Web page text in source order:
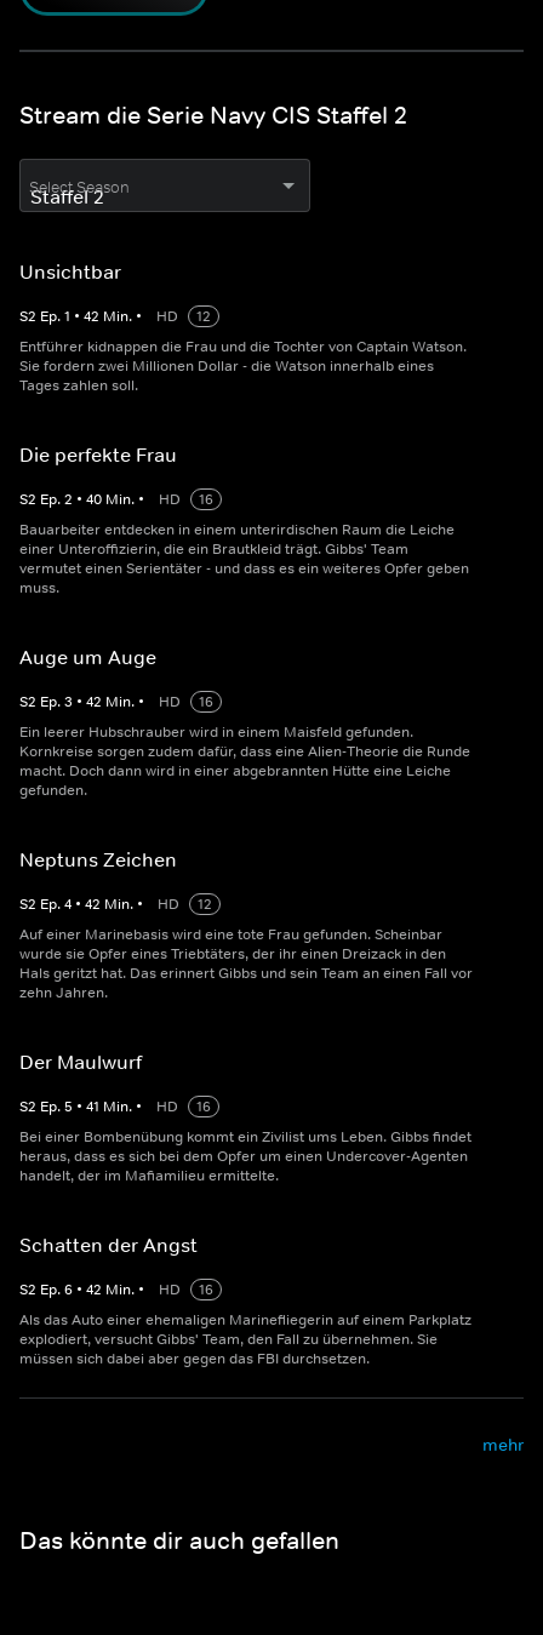
Stream die Serie Navy CIS Staffel 2
Select Season
Unsichtbar
S2 Ep.1 • 42 Min. • HD
12
Entführer kidnappen die Frau und die Tochter von Captain Watson.
Sie fordern zwei Millionen Dollar - die Watson innerhalb eines
Tages zahlen soll.
Die perfekte Frau
S2 Ep.2 • 40 Min. • HD
16
Bauarbeiter entdecken in einem unterirdischen Raum die Leiche
einer Unteroffizierin, die ein Brautkleid trägt. Gibbs' Team
vermutet einen Serientäter - und dass es ein weiteres Opfer geben
muss.
Auge um Auge
S2 Ep.3 • 42 Min. • HD
16
Ein leerer Hubschrauber wird in einem Maisfeld gefunden.
Kornkreise sorgen zudem dafür, dass eine Alien-Theorie die Runde
macht. Doch dann wird in einer abgebrannten Hütte eine Leiche
gefunden.
Neptuns Zeichen
S2 Ep.4 • 42 Min. • HD
12
Auf einer Marinebasis wird eine tote Frau gefunden. Scheinbar
wurde sie Opfer eines Triebtäters, der ihr einen Dreizack in den
Hals geritzt hat. Das erinnert Gibbs und sein Team an einen Fall vor
zehn Jahren.
Der Maulwurf
S2 Ep.5 • 41 Min. • HD
16
Bei einer Bombenübung kommt ein Zivilist ums Leben. Gibbs findet
heraus, dass es sich bei dem Opfer um einen Undercover-Agenten
handelt, der im Mafiamilieu ermittelte.
Schatten der Angst
S2 Ep.6 • 42 Min. • HD
16
Als das Auto einer ehemaligen Marinefliegerin auf einem Parkplatz
explodiert, versucht Gibbs' Team, den Fall zu übernehmen. Sie
müssen sich dabei aber gegen das FBI durchsetzen.
mehr
Das könnte dir auch gefallen